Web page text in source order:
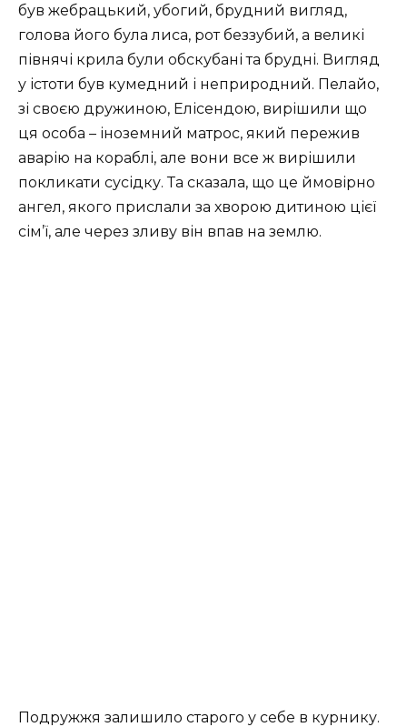
був жебрацький, убогий, брудний вигляд,
голова його була лиса, рот беззубий, а великі
півнячі крила були обскубані та брудні. Вигляд
у істоти був кумедний і неприродний. Пелайо,
зі своєю дружиною, Елісендою, вирішили що
ця особа – іноземний матрос, який пережив
аварію на кораблі, але вони все ж вирішили
покликати сусідку. Та сказала, що це ймовірно
ангел, якого прислали за хворою дитиною цієї
сім’ї, але через зливу він впав на землю.
Подружжя залишило старого у себе в курнику.